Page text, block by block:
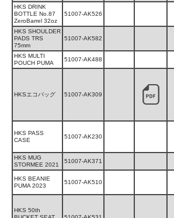
HKS DRINK
BOTTLE No.87
ZeroBarrel 32oz
51007-AK526
HKS SHOULDER
PADS TRS
75mm
51007-AK582
HKS MULTI
POUCH PUMA
51007-AK488
HKSエコバッグ 51007-AK309
HKS PASS
CASE
51007-AK230
HKS MUG
STORMEE 2021
51007-AK371
HKS BEANIE
PUMA 2023
51007-AK510
HKS 50th